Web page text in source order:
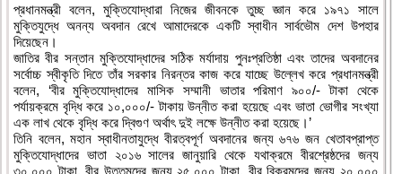
প্রধানমন্ত্রী বলেন, মুক্তিযোদ্ধারা নিজের জীবনকে তুচ্ছ জ্ঞান করে ১৯৭১ সালে
মুক্তিযুদ্ধে অনন্য অবদান রেখে আমাদেরকে একটি স্বাধীন সার্বভৌম দেশ উপহার
দিয়েছেন।
জাতির বীর সন্তান মুক্তিযোদ্ধাদের সঠিক মর্যাদায় পুনঃপ্রতিষ্ঠা এবং তাদের অবদানের
সর্বোচ্চ স্বীকৃতি দিতে তাঁর সরকার নিরন্তর কাজ করে যাচ্ছে উল্লেখ করে প্রধানমন্ত্রী
বলেন, ‘বীর মুক্তিযোদ্ধাদের মাসিক সম্মানী ভাতার পরিমাণ ৯০০/- টাকা থেকে
পর্যায়ক্রমে বৃদ্ধি করে ১০,০০০/- টাকায় উন্নীত করা হয়েছে এবং ভাতা ভোগীর সংখ্যা
এক লাখ থেকে বৃদ্ধি করে দ্বিগুণ অর্থাৎ দুই লক্ষে উন্নীত করা হয়েছে।’
তিনি বলেন, মহান স্বাধীনতাযুদ্ধে বীরত্বপূর্ণ অবদানের জন্য ৬৭৬ জন খেতাবপ্রাপ্ত
মুক্তিযোদ্ধাদের ভাতা ২০১৬ সালের জানুয়ারি থেকে যথাক্রমে বীরশ্রেষ্ঠদের জন্য
৩০,০০০ টাকা, বীর উত্তমদের জন্য ২৫,০০০ টাকা, বীর বিক্রমদের জন্য ২০,০০০